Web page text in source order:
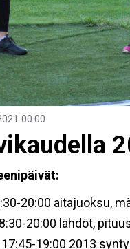
00.00
20:00 aitajuoksu,
20:00 lähdöt,
19:00 2013